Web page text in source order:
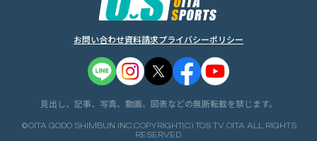
お問い合わせ資料請求プライバシーポリシー
見出し、記事、写真、動画、図表などの無断転載を禁じます。
©OITA GODO SHIMBUN INC.COPYRIGHT(C) TOS TV OITA ALL RIGHTS
RESERVED.